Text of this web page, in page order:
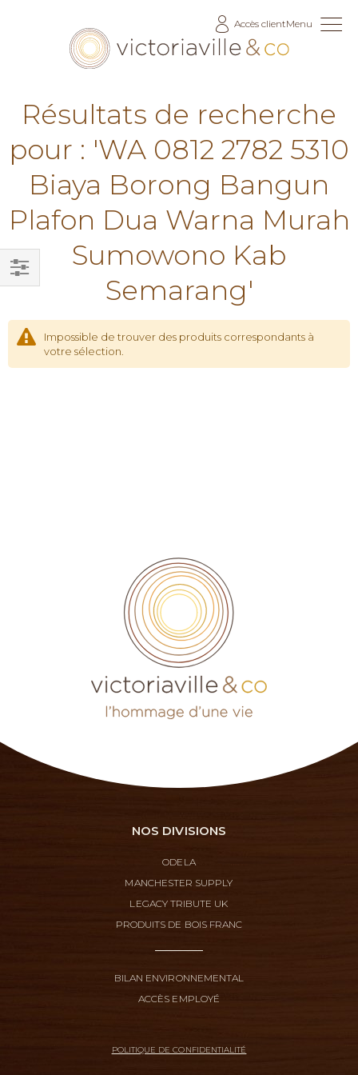
Accès clientMenu
Résultats de recherche
pour : 'WA 0812 2782 5310
Biaya Borong Bangun
Plafon Dua Warna Murah
Sumowono Kab
Semarang'
Impossible de trouver des produits correspondants à
votre sélection.
Filtrer
NOS DIVISIONS
ODELA
MANCHESTER SUPPLY
LEGACY TRIBUTE UK
PRODUITS DE BOIS FRANC
BILAN ENVIRONNEMENTAL
ACCÈS EMPLOYÉ
POLITIQUE DE CONFIDENTIALITÉ